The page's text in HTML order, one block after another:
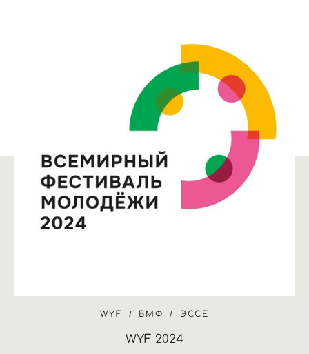
WYF ВМФ ЭССЕ
WYF 2024